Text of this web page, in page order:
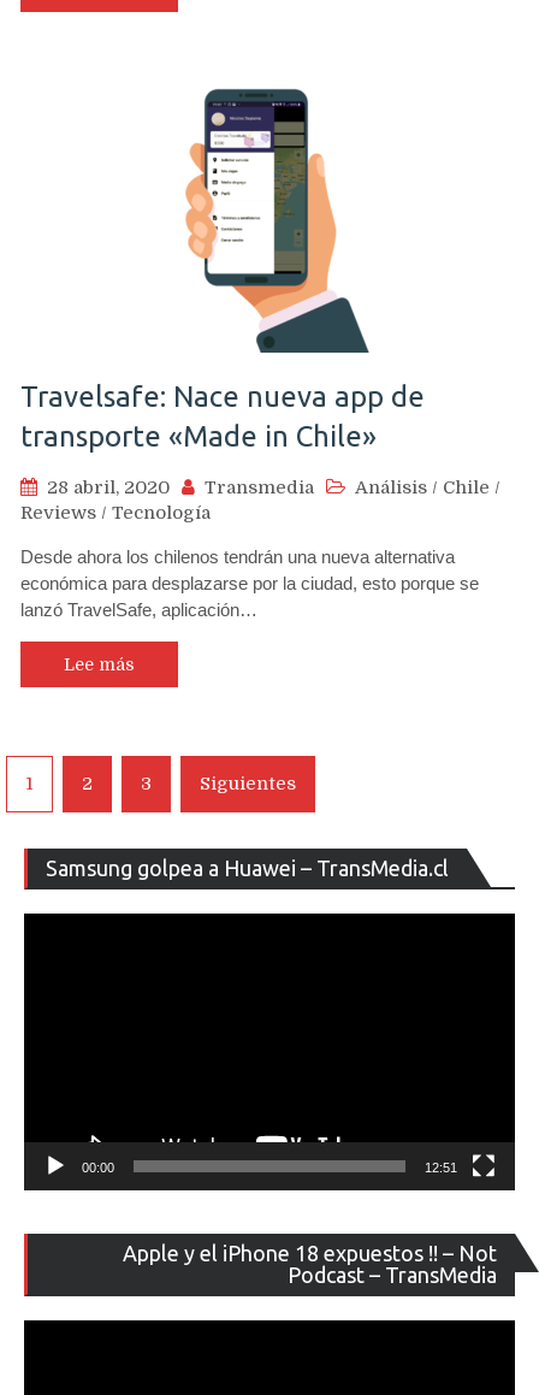
Travelsafe: Nace nueva app de
transporte «Made in Chile»
28 abril, 2020 Transmedia Análisis / Chile /
Reviews / Tecnología
Desde ahora los chilenos tendrán una nueva alternativa
económica para desplazarse por la ciudad, esto porque se
lanzó TravelSafe, aplicación…
Lee más
Navegación
de
entradas
1 2 3 Siguientes
Samsung golpea a Huawei – TransMedia.cl
de
00:00 12:51
Apple y el iPhone 18 expuestos !! – Not
Podcast – TransMedia
de